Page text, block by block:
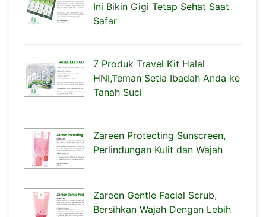
Ini Bikin Gigi Tetap Sehat Saat
Safar
7 Produk Travel Kit Halal
HNI,Teman Setia Ibadah Anda ke
Tanah Suci
Zareen Protecting Sunscreen,
Perlindungan Kulit dan Wajah
Zareen Gentle Facial Scrub,
Bersihkan Wajah Dengan Lebih